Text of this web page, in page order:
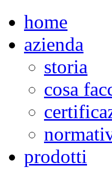
home
azienda
storia
cosa
prodotti